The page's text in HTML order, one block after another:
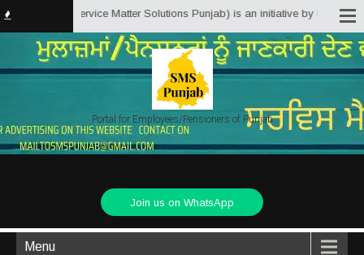
(Service Matter Solutions Punjab) is an initiative by Employees/
Portal for Employees/Pensioners of Punjab
Join us on WhatsApp
Menu